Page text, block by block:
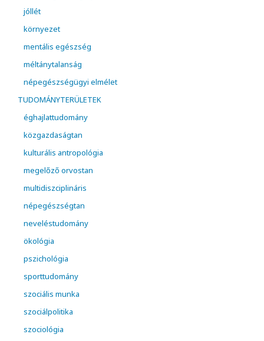
jóllét
környezet
mentális egészség
méltánytalanság
népegészségügyi elmélet
TUDOMÁNYTERÜLETEK
éghajlattudomány
közgazdaságtan
kulturális antropológia
megelőző orvostan
multidiszciplináris
népegészségtan
neveléstudomány
ökológia
pszichológia
sporttudomány
szociális munka
szociálpolitika
szociológia